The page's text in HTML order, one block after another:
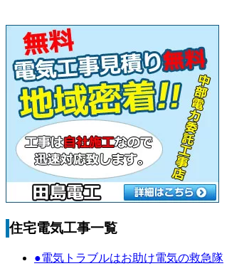
住宅電気工事一覧
●電気トラブルはお助け電気の救急隊